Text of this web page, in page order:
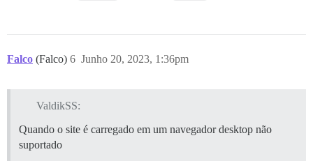
Falco (Falco) Junho 20, 2023, 1:36pm
6
ValdikSS:
Quando o site é carregado em um navegador desktop não
suportado